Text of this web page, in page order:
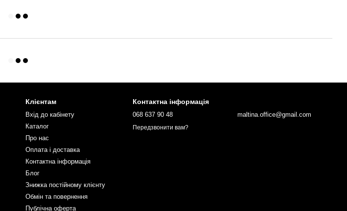
Клієнтам
Вхід до кабінету
Каталог
Про нас
Оплата і доставка
Контактна інформація
Блoг
Знижка постійному клієнту
Обмін та повернення
Публічна оферта
Контактна інформація
068 637 90 48
Передзвонити вам?
maltina.office@gmail.com